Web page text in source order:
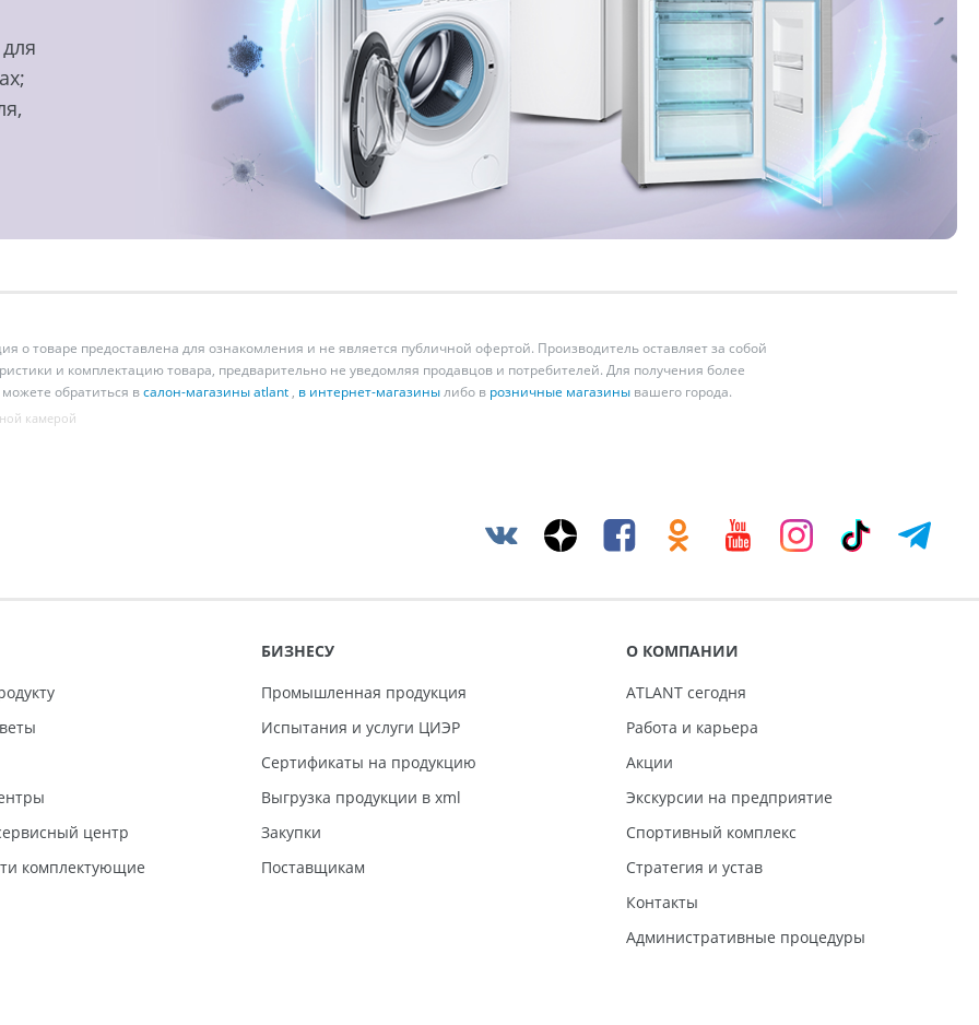
товаре предоставлена для ознакомления и не является публичной офертой. Производитель оставляет за собой
и комплектацию товара, предварительно не уведомляя продавцов и потребителей. Для получения более
обратиться всалон-магазины atlant, в интернет-магазинылибо в розничные магазинывашего города.
камерой
центр
комплектующие
БИЗНЕСУ
Промышленная продукция
Испытания и услуги ЦИЭР
Сертификаты на продукцию
Выгрузка продукции в xml
Закупки
Поставщикам
О КОМПАНИИ
ATLANT сегодня
Работа и карьера
Акции
Экскурсии на предприятие
Спортивный комплекс
Стратегия и устав
Контакты
Административные процедуры